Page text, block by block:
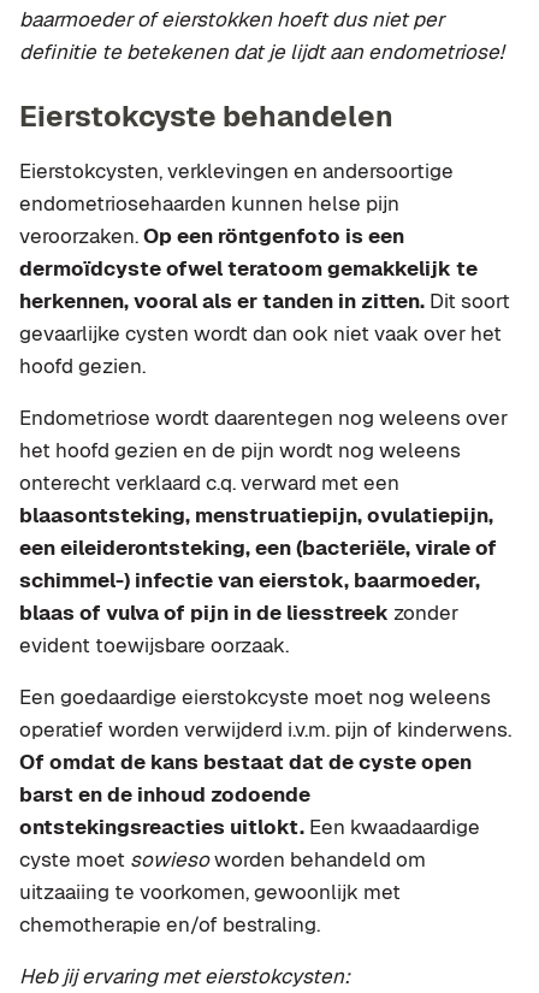
baarmoeder of eierstokken hoeft dus niet per
definitie te betekenen dat je lijdt aan endometriose!
Eierstokcyste behandelen
Eierstokcysten, verklevingen en andersoortige
endometriosehaarden kunnen helse pijn
veroorzaken.Op een röntgenfoto is een
dermoïdcyste ofwel teratoom gemakkelijk te
herkennen, vooral als er tanden in zitten. Dit soort
gevaarlijke cysten wordt dan ook niet vaak over het
hoofd gezien.
Endometriose wordt daarentegen nog weleens over
het hoofd gezien en de pijn wordt nog weleens
onterecht verklaard c.q. verward met een
blaasontsteking, menstruatiepijn, ovulatiepijn,
een eileiderontsteking, een (bacteriële, virale of
schimmel-) infectie van eierstok, baarmoeder,
blaas of vulva of pijn in de liesstreek zonder
evident toewijsbare oorzaak.
Een goedaardige eierstokcyste moet nog weleens
operatief worden verwijderd i.v.m. pijn of kinderwens.
Of omdat de kans bestaat dat de cyste open
barst en de inhoud zodoende
ontstekingsreacties uitlokt. Een kwaadaardige
cyste moet sowiesoworden behandeld om
uitzaaiing te voorkomen, gewoonlijk met
chemotherapie en/of bestraling.
Heb jij ervaring met eierstokcysten: